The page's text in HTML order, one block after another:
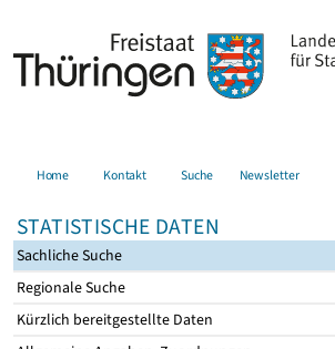
Home Kontakt Suche Newsletter
STATISTISCHE DATEN
Sachliche Suche
Regionale Suche
Kürzlich bereitgestellte Daten